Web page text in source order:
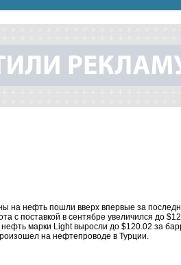
на нефть пошли вверх впервые за
с поставкой в сентябре увеличился до
марки Light выросли до $120.02 за
на нефтепроводе в Турции.